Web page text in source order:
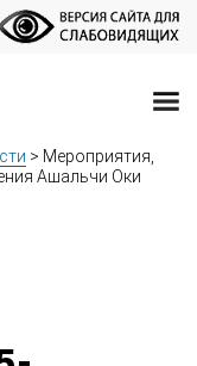
> Мероприятия,
Ашальчи Оки